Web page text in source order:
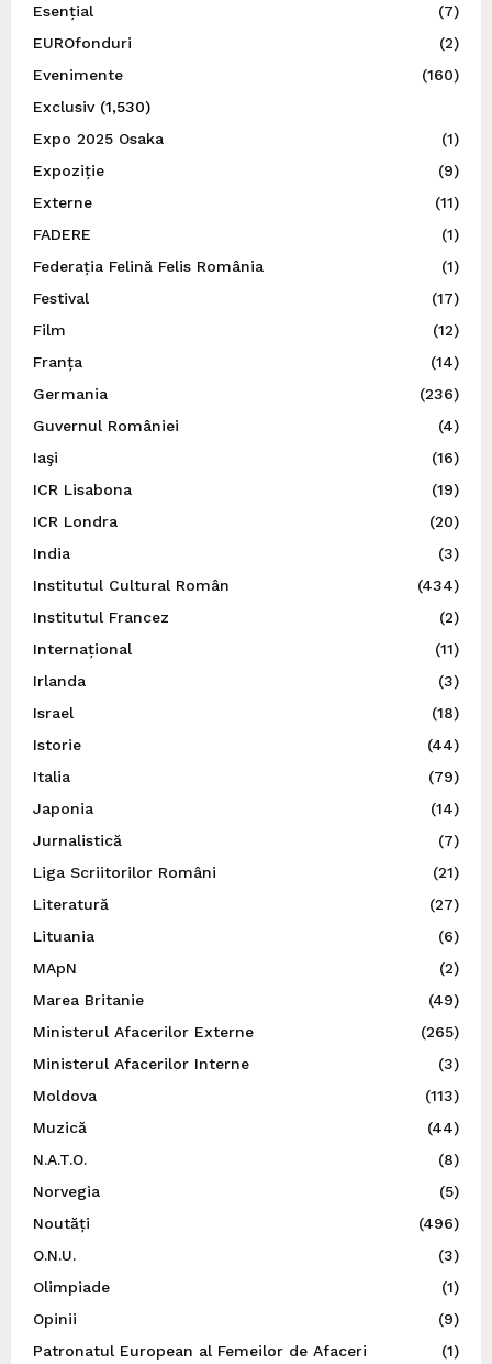
Esențial
(7)
EUROfonduri
(2)
Evenimente
(160)
Exclusiv(1,530)
Expo 2025 Osaka
(1)
Expoziție
(9)
Externe
(11)
FADERE
(1)
Federația Felină Felis România
(1)
Festival
(17)
Film
(12)
Franța
(14)
Germania
(236)
Guvernul României
(4)
Iaşi
(16)
ICR Lisabona
(19)
ICR Londra
(20)
India
(3)
Institutul Cultural Român
(434)
Institutul Francez
(2)
Internațional
(11)
Irlanda
(3)
Israel
(18)
Istorie
(44)
Italia
(79)
Japonia
(14)
Jurnalistică
(7)
Liga Scriitorilor Români
(21)
Literatură
(27)
Lituania
(6)
MApN
(2)
Marea Britanie
(49)
Ministerul Afacerilor Externe
(265)
Ministerul Afacerilor Interne
(3)
Moldova
(113)
Muzică
(44)
N.A.T.O.
(8)
Norvegia
(5)
Noutăți
(496)
O.N.U.
(3)
Olimpiade
(1)
Opinii
(9)
Patronatul European al Femeilor de Afaceri
(1)